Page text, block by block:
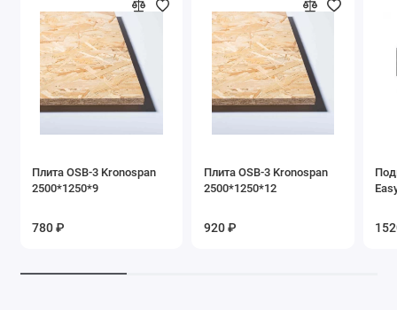
Соответствует стандарту ASTM D3161 по
ветроустойчивости;
Сертифицирована Департаментом Контроля Качества
Майами Дейд (Флорида);
Соответствует стандарту CSA A123.5; Сертифицирована
Плита OSB-3 Kronospan
2500*1250*9
780 ₽
Плита OSB-3 Kronospan
2500*1250*12
920 ₽